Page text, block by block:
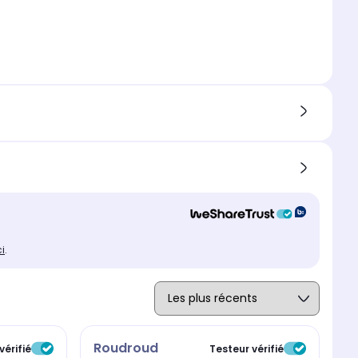
.
Roudroud Testeur vérifié